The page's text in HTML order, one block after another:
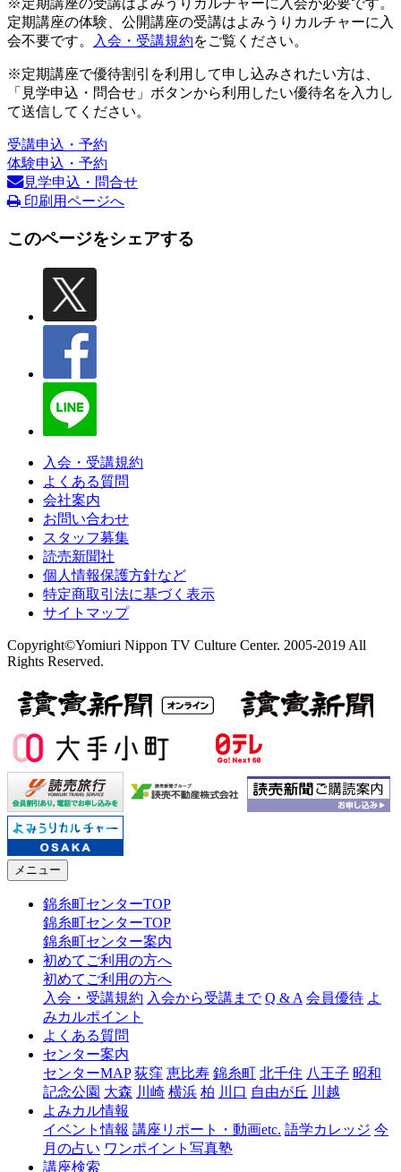
定期講座の体験、公開講座の受講はよみうりカルチャーに入
会不要です。
入会・受講規約をご覧ください。
※定期講座で優待割引を利用して申し込みされたい方は、
「見学申込・問合せ」ボタンから利用したい優待名を入力し
て送信してください。
受講申込・予約
体験申込・予約
見学申込・問合せ
印刷用ページへ
このページをシェアする
入会・受講規約
よくある質問
会社案内
お問い合わせ
スタッフ募集
読売新聞社
個人情報保護方針など
特定商取引法に基づく表示
サイトマップ
Copyright©Yomiuri Nippon TV Culture Center. 2005-2019 All
Rights Reserved.
メニュー
錦糸町センターTOP
錦糸町センターTOP
錦糸町センター案内
初めてご利用の方へ
初めてご利用の方へ
入会・受講規約 入会から受講まで Q & A 会員優待 よ
みカルポイント
よくある質問
センター案内
センターMAP 荻窪 恵比寿 錦糸町 北千住 八王子 昭和
記念公園 大森 川崎 横浜 柏 川口 自由が丘 川越
よみカル情報
イベント情報 講座リポート・動画etc. 語学カレッジ 今
月の占い ワンポイント写真塾
講座検索